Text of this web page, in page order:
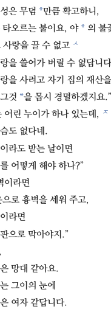
은 무덤 *만큼 확고하니,
타오르는 불이요, 야 * 의 불
사랑을 끌 수 없고 ㅅ
을 쓸어가 버릴 수 없답니
을 사려고 자기 집의 재산
것 *을 몹시 경멸하겠지요.”
어린 누이가 하나 있는데, ㅈ
도 없다네.
라도 받는 날이면
어떻게 해야 하나?”
이라면
로 흉벽을 세워 주고,
라면
으로 막아야지.”
망대 같아요.
그이의 눈에
여자 같답니다.